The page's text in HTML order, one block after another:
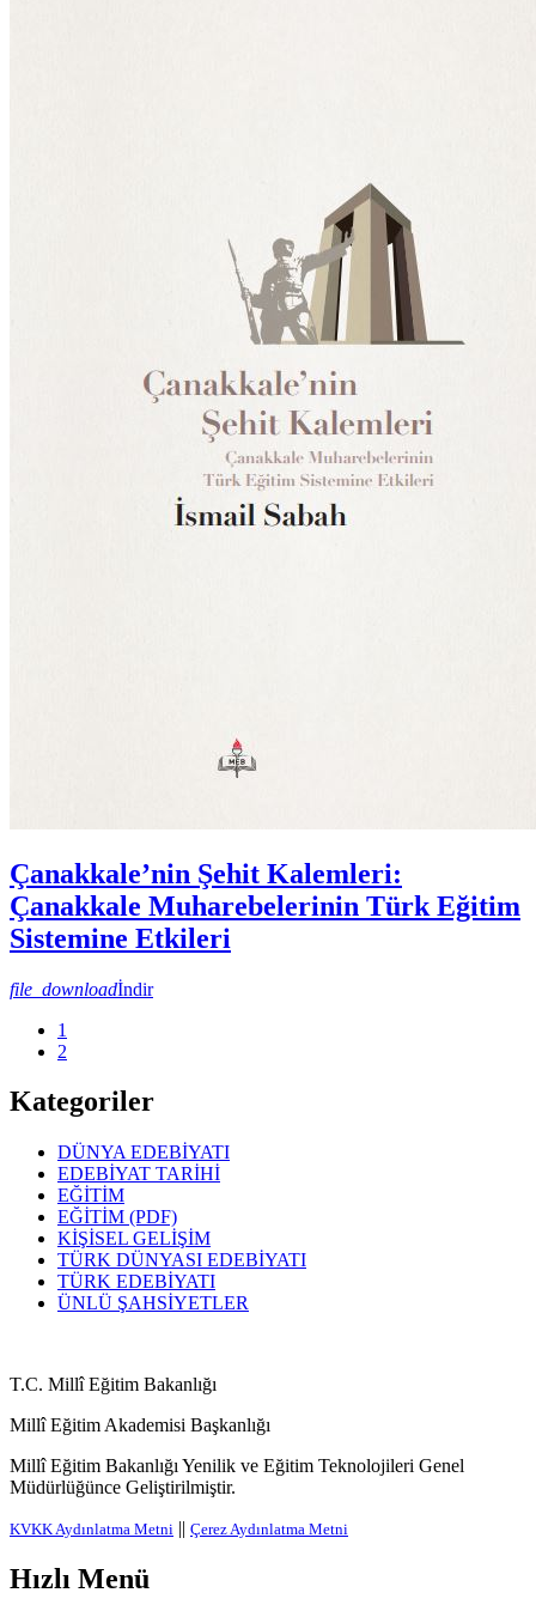
Çanakkale’nin Şehit Kalemleri:
Çanakkale Muharebelerinin Türk Eğitim
Sistemine Etkileri
file_downloadİndir
1
2
Kategoriler
DÜNYA EDEBİYATI
EDEBİYAT TARİHİ
EĞİTİM
EĞİTİM (PDF)
KİŞİSEL GELİŞİM
TÜRK DÜNYASI EDEBİYATI
TÜRK EDEBİYATI
ÜNLÜ ŞAHSİYETLER
T.C. Millî Eğitim Bakanlığı
Millî Eğitim Akademisi Başkanlığı
Millî Eğitim Bakanlığı Yenilik ve Eğitim Teknolojileri Genel
Müdürlüğünce Geliştirilmiştir.
KVKK Aydınlatma Metni || Çerez Aydınlatma Metni
Hızlı Menü